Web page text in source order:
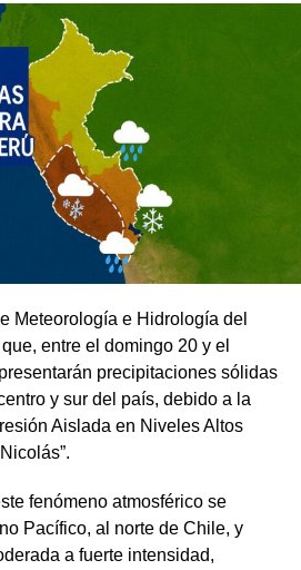
Meteorología e Hidrología del
entre el domingo 20 y el
precipitaciones sólidas
y sur del país, debido a la
Aislada en Niveles Altos
fenómeno atmosférico se
Pacífico, al norte de Chile, y
a fuerte intensidad,